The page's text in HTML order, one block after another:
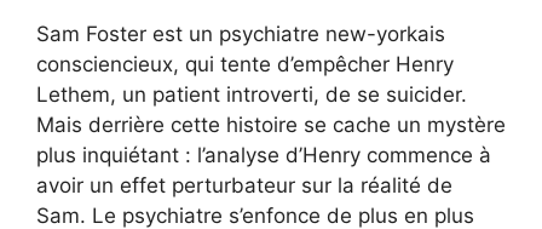
Sam Foster est un psychiatre new-yorkais
consciencieux, qui tente d’empêcher Henry
Lethem, un patient introverti, de se suicider.
Mais derrière cette histoire se cache un mystère
plus inquiétant : l’analyse d’Henry commence à
avoir un effet perturbateur sur la réalité de
Sam. Le psychiatre s’enfonce de plus en plus